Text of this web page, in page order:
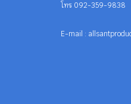
โทร 092-359-9838
E-mail :